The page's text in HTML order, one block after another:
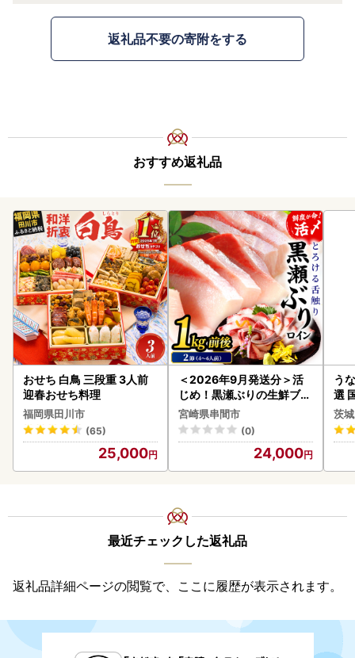
返礼品不要の寄附をする
おすすめ返礼品
おせち 白鳥 三段重 3人前
迎春おせち料理
福岡県田川市
(65)
25,000
＜2026年9月発送分＞活
じめ！黒瀬ぶりの生鮮ブリ
ロイン2節（1.0kg前後）_
K001-012-2609
宮崎県串間市
(0)
24,000
う
選
付
あ
人
茨
最近チェックした返礼品
返礼品詳細ページの閲覧で、ここに履歴が表示されます。